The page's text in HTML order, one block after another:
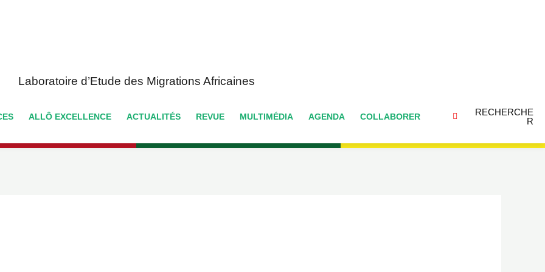
Laboratoire d’Etude des Migrations Africaines
ALLÔ EXCELLENCE ACTUALITÉS REVUE MULTIMÉDIA AGENDA COLLABORER
RECHERCHE
R